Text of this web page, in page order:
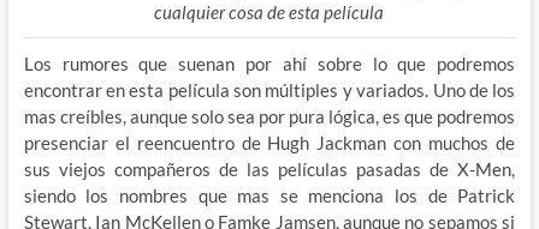
cualquier cosa de esta película
Los rumores que suenan por ahí sobre lo que podremos
encontrar en esta película son múltiples y variados. Uno de los
mas creíbles, aunque solo sea por pura lógica, es que podremos
presenciar el reencuentro de Hugh Jackman con muchos de
sus viejos compañeros de las películas pasadas de X-Men,
siendo los nombres que mas se menciona los de Patrick
Stewart, Ian McKellen o Famke Jamsen, aunque no sepamos si